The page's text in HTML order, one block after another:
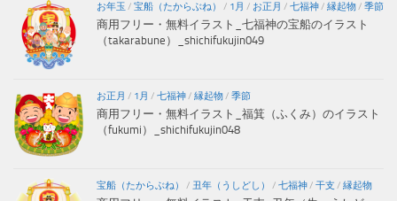
お年玉 / 宝船（たからぶね） / 1月 / お正月 / 七福神/ 縁起物/ 季節
商用フリー・無料イラスト_七福神の宝船のイラスト
（takarabune）_shichifukujin049
お正月 / 1月 / 七福神/ 縁起物/ 季節
商用フリー・無料イラスト_福箕（ふくみ）のイラスト
（fukumi）_shichifukujin048
宝船（たからぶね） / 丑年（うしどし） / 七福神/ 干支 / 縁起物